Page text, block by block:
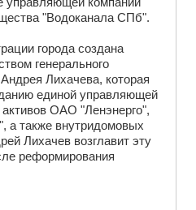
"Водоканала СПб".
города создана
генерального
Лихачева, которая
единой управляющей
ОАО "Ленэнерго",
а также внутридомовых
Лихачев возглавит эту
реформирования